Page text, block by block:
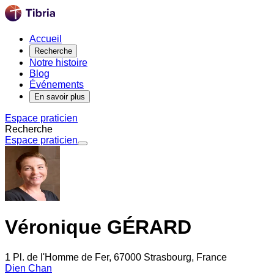
Accueil
Recherche
Notre histoire
Blog
Événements
En savoir plus
Espace praticien
Recherche
Espace praticien
Véronique GÉRARD
1 Pl. de l'Homme de Fer, 67000 Strasbourg, France
Dien Chan